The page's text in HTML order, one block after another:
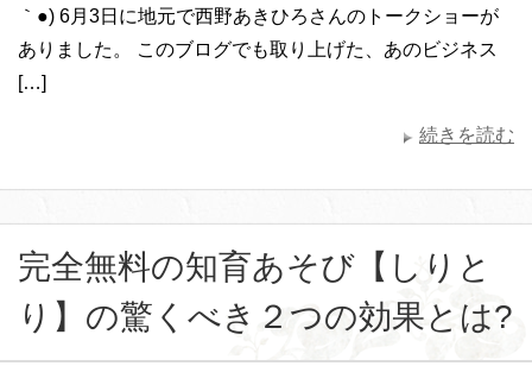
｀●) 6月3日に地元で西野あきひろさんのトークショーが
ありました。 このブログでも取り上げた、あのビジネス
[…]
続きを読む
完全無料の知育あそび【しりと
り】の驚くべき２つの効果とは?